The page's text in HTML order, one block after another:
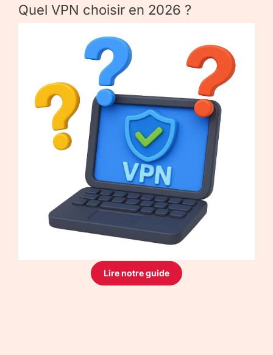
Quel VPN choisir en 2026 ?
Lire notre guide